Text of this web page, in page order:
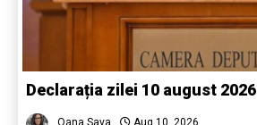
Declarația zilei 10 august 2026
Oana Sava Aug 10, 2026